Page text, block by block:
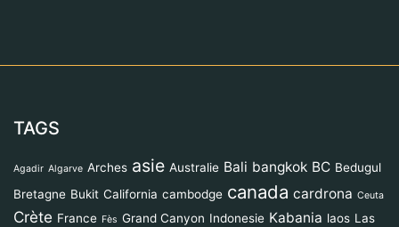
TAGS
Agadir Algarve Arches asie Australie Bali bangkok BC Bedugul
Bretagne Bukit California cambodge canada cardrona Ceuta
Crète France Fès Grand Canyon Indonesie Kabania laos Las